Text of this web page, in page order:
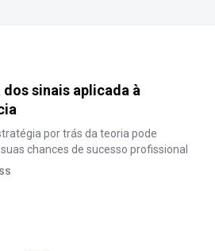
sinais aplicada à
por trás da teoria pode
chances de sucesso profissional